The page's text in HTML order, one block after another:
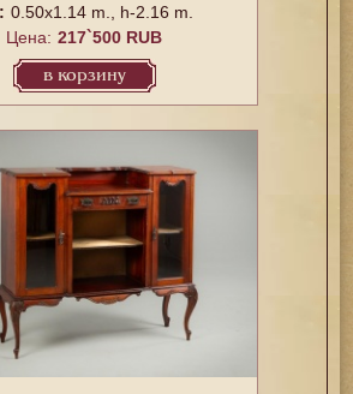
0.50x1.14 m., h-2.16 m.
Цена: 217`500 RUB
в корзину